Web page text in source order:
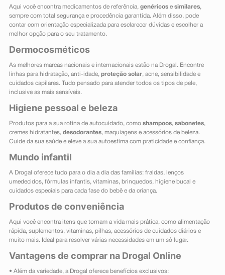
Aqui você encontra medicamentos de referência, genéricose similares,
sempre com total segurança e procedência garantida. Além disso, pode
contar com orientação especializada para esclarecer dúvidas e escolher a
melhor opção para o seu tratamento.
Dermocosméticos
As melhores marcas nacionais e internacionais estão na Drogal. Encontre
linhas para hidratação, anti-idade, proteção solar, acne, sensibilidade e
cuidados capilares. Tudo pensado para atender todos os tipos de pele,
inclusive as mais sensíveis.
Higiene pessoal e beleza
Produtos para a sua rotina de autocuidado, como shampoos, sabonetes,
cremes hidratantes, desodorantes, maquiagens e acessórios de beleza.
Cuide da sua saúde e eleve a sua autoestima com praticidade e confiança.
Mundo infantil
A Drogal oferece tudo para o dia a dia das famílias: fraldas, lenços
umedecidos, fórmulas infantis, vitaminas, brinquedos, higiene bucal e
cuidados especiais para cada fase do bebê e da criança.
Produtos de conveniência
Aqui você encontra itens que tornam a vida mais prática, como alimentação
rápida, suplementos, vitaminas, pilhas, acessórios de cuidados diários e
muito mais. Ideal para resolver várias necessidades em um só lugar.
Vantagens de comprar na Drogal Online
• Além da variedade, a Drogal oferece benefícios exclusivos: